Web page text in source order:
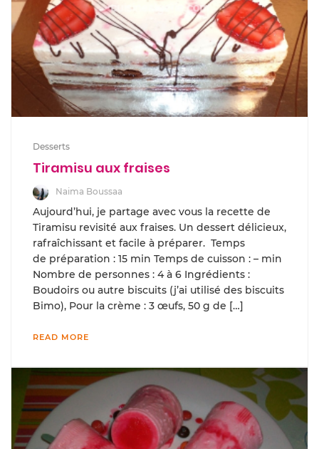
Desserts
Tiramisu aux fraises
Naima Boussaa
Aujourd’hui, je partage avec vous la recette de
Tiramisu revisité aux fraises. Un dessert délicieux,
rafraîchissant et facile à préparer. Temps
de préparation : 15 min Temps de cuisson : – min
Nombre de personnes : 4 à 6 Ingrédients :
Boudoirs ou autre biscuits (j’ai utilisé des biscuits
Bimo), Pour la crème : 3 œufs, 50 g de […]
READ MORE